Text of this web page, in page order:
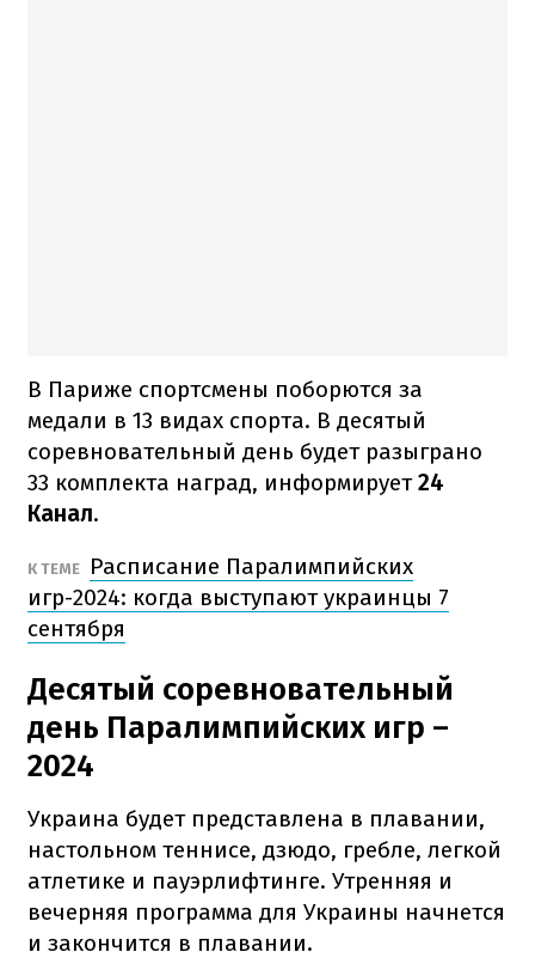
В Париже спортсмены поборются за
медали в 13 видах спорта. В десятый
соревновательный день будет разыграно
33 комплекта наград, информирует24
Канал.
К ТЕМЕ
Расписание Паралимпийских
игр-2024: когда выступают украинцы 7
сентября
Десятый соревновательный
день Паралимпийских игр –
2024
Украина будет представлена в плавании,
настольном теннисе, дзюдо, гребле, легкой
атлетике и пауэрлифтинге. Утренняя и
вечерняя программа для Украины начнется
и закончится в плавании.